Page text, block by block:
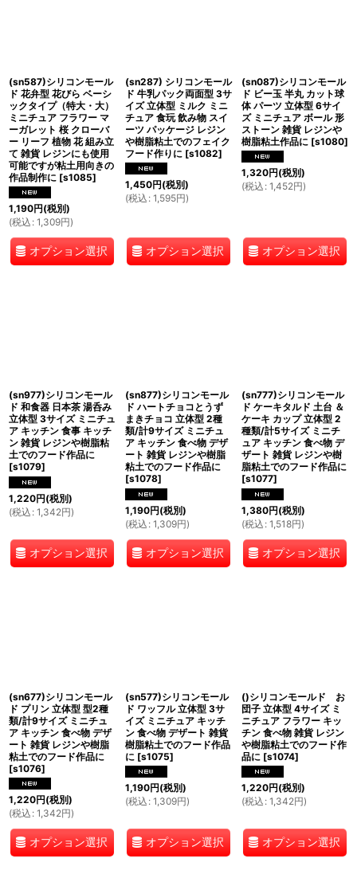
(sn587)シリコンモール
ド 花弁型 花びら ベーシ
ックタイプ（特大・大）
ミニチュア フラワー マ
ーガレット 桜 クローバ
ー リーフ 植物 花 組み立
て 雑貨 レジンにも使用
可能ですが粘土用向きの
作品制作に [s1085]
1,190円(税別)
(税込 : 1,309円)
オプション選択
(sn287) シリコンモール
ド 牛乳パック両面型 3サ
イズ 立体型 ミルク ミニ
チュア 食玩 飲み物 スイ
ーツ パッケージ レジン
や樹脂粘土でのフェイク
フード作りに [s1082]
1,450円(税別)
(税込 : 1,595円)
オプション選択
(sn087)シリコンモール
ド ビー玉 半丸 カット球
体 パーツ 立体型 6サイ
ズ ミニチュア ボール 形
ストーン 雑貨 レジンや
樹脂粘土作品に [s1080]
1,320円(税別)
(税込 : 1,452円)
オプション選択
(sn977)シリコンモール
ド 和食器 日本茶 湯呑み
立体型 3サイズ ミニチュ
ア キッチン 食事 キッチ
ン 雑貨 レジンや樹脂粘
土でのフード作品に
[s1079]
1,220円(税別)
(税込 : 1,342円)
オプション選択
(sn877)シリコンモール
ド ハートチョコとうず
まきチョコ 立体型 2種
類/計9サイズ ミニチュ
ア キッチン 食べ物 デザ
ート 雑貨 レジンや樹脂
粘土でのフード作品に
[s1078]
1,190円(税別)
(税込 : 1,309円)
オプション選択
(sn777)シリコンモール
ド ケーキタルド 土台 ＆
ケーキ カップ 立体型 2
種類/計5サイズ ミニチ
ュア キッチン 食べ物 デ
ザート 雑貨 レジンや樹
脂粘土でのフード作品に
[s1077]
1,380円(税別)
(税込 : 1,518円)
オプション選択
(sn677)シリコンモール
ド プリン 立体型 型2種
類/計9サイズ ミニチュ
ア キッチン 食べ物 デザ
ート 雑貨 レジンや樹脂
粘土でのフード作品に
[s1076]
1,220円(税別)
(税込 : 1,342円)
オプション選択
(sn577)シリコンモール
ド ワッフル 立体型 3サ
イズ ミニチュア キッチ
ン 食べ物 デザート 雑貨
樹脂粘土でのフード作品
に [s1075]
1,190円(税別)
(税込 : 1,309円)
オプション選択
()シリコンモールド お
団子 立体型 4サイズ ミ
ニチュア フラワー キッ
チン 食べ物 雑貨 レジン
や樹脂粘土でのフード作
品に [s1074]
1,220円(税別)
(税込 : 1,342円)
オプション選択